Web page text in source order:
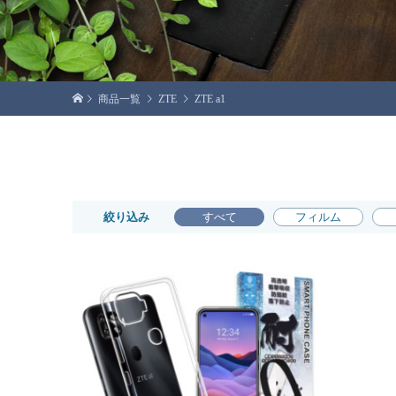
商品一覧 ZTE ZTE a1
絞り込み すべて フィルム